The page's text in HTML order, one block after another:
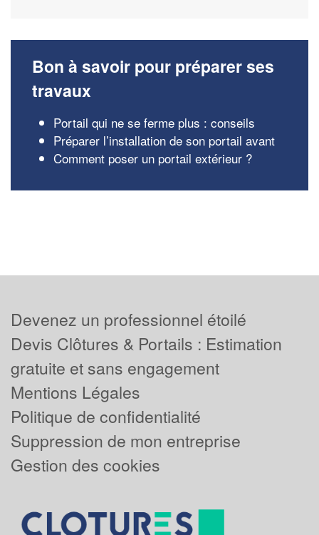
Bon à savoir pour préparer ses
travaux
Portail qui ne se ferme plus : conseils
Préparer l’installation de son portail avant
Comment poser un portail extérieur ?
Devenez un professionnel étoilé
Devis Clôtures & Portails : Estimation
gratuite et sans engagement
Mentions Légales
Politique de confidentialité
Suppression de mon entreprise
Gestion des cookies